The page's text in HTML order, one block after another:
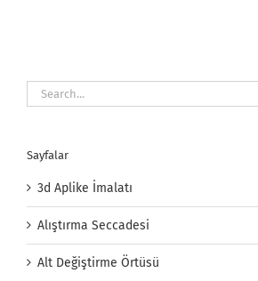
Search
for:
Sayfalar
3d Aplike İmalatı
Alıştırma Seccadesi
Alt Değiştirme Örtüsü